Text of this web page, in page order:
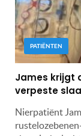
PATIËNTEN
James krijgt
verpeste
Nierpatiënt